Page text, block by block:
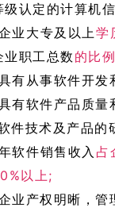
级认定的计算机
业大专及以上学
业职工总数的比
有从事软件开发
有软件产品质量
件技术及产品的
软件销售收入 占
以上;
业产权明晰，管